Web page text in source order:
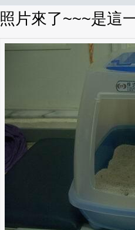
照片來了~~~是這